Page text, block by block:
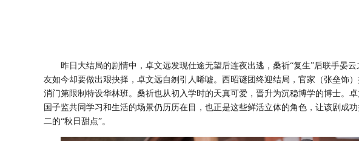
昨日大结局的剧情中，卓文远发现仕途无望后连夜出逃，桑祈“复生”后联手晏
友如今却要做出艰抉择，卓文远自刎引人唏嘘。西昭谜团终迎结局，官家（张垒饰
消门第限制特设华林班。桑祈也从初入学时的天真可爱，晋升为沉稳博学的博士。
国子监共同学习和生活的场景仍历历在目，也正是这些鲜活立体的角色，让该剧成
二的“秋日甜点”。